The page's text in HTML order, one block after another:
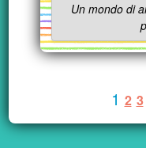
Un mondo di
1 2 3